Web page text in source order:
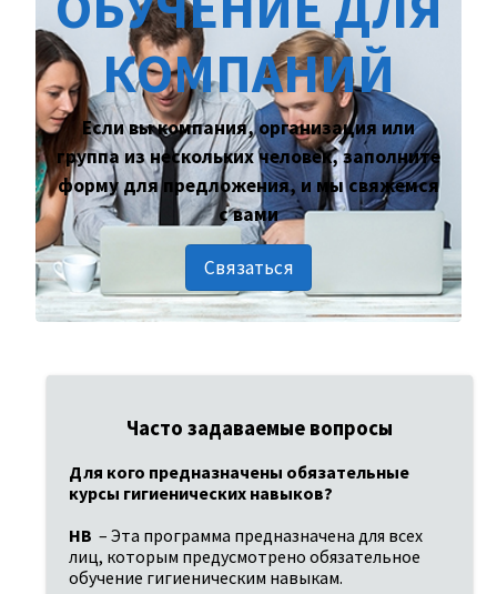
КОМПАНИЙ
Если вы компания, организация или
группа из нескольких человек, заполните
форму для предложения, и мы свяжемся
с вами
Связаться
Часто задаваемые вопросы
Для кого предназначены обязательные
курсы гигиенических навыков?
HB – Эта программа предназначена для всех
лиц, которым предусмотрено обязательное
обучение гигиеническим навыкам.